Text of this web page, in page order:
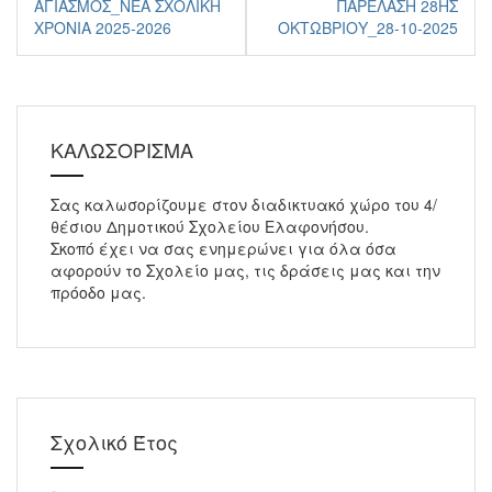
άρθρων
ΑΓΙΑΣΜΟΣ_ΝΕΑ ΣΧΟΛΙΚΗ
ΧΡΟΝΙΑ 2025-2026
ΠΑΡΈΛΑΣΗ 28ΗΣ
ΟΚΤΩΒΡΊΟΥ_28-10-2025
ΚΑΛΩΣΟΡΙΣΜΑ
Σας καλωσορίζουμε στον διαδικτυακό χώρο του 4/
θέσιου Δημοτικού Σχολείου Ελαφονήσου.
Σκοπό έχει να σας ενημερώνει για όλα όσα
αφορούν το Σχολείο μας, τις δράσεις μας και την
πρόοδο μας.
Σχολικό Έτος